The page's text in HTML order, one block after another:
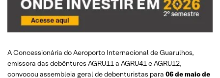
A Concessionária do Aeroporto Internacional de Guarulhos,
emissora das debêntures AGRU11 a AGRU41 e AGRU12,
convocou assembleia geral de debenturistas para 06 de maio de